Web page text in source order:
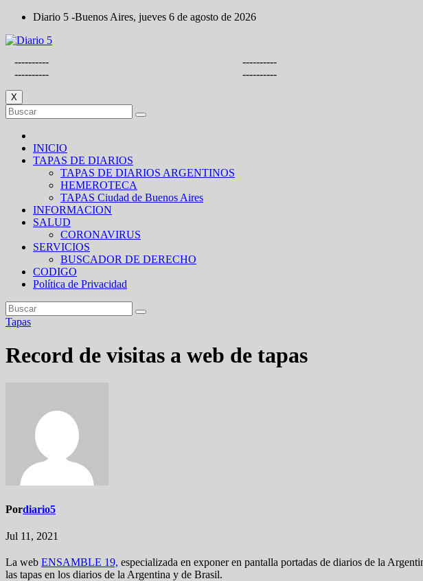
Saltar
contenido
Diario 5 -Buenos Aires, jueves 6 de agosto de 2026
----------
----------
----------
----------
X
INICIO
TAPAS DE DIARIOS
TAPAS DE DIARIOS ARGENTINOS
HEMEROTECA
TAPAS Ciudad de Buenos Aires
INFORMACION
SALUD
CORONAVIRUS
SERVICIOS
BUSCADOR DE DERECHO
CODIGO
Política de Privacidad
Tapas
Record de visitas a web de tapas
Pordiario5
Jul 11, 2021
La web ENSAMBLE 19, especializada en exponer en pantalla portadas de diarios de la
las tapas en los diarios de la Argentina y de Brasil.